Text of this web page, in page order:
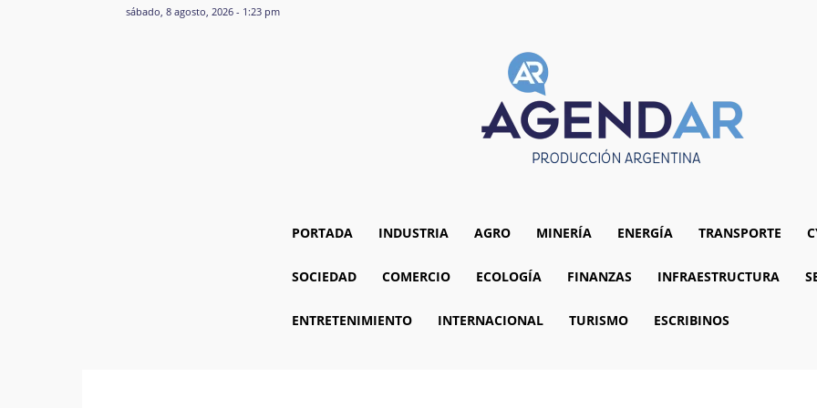
sábado, 8 agosto, 2026 - 1:23 pm
PORTADA INDUSTRIA AGRO MINERÍA ENERGÍA TRANSPORTE
SOCIEDAD COMERCIO ECOLOGÍA FINANZAS INFRAESTRUCTURA
ENTRETENIMIENTO INTERNACIONAL TURISMO ESCRIBINOS